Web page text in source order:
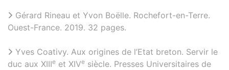
Gérard Rineau et Yvon Boëlle. Rochefort-en-Terre.
Ouest-France. 2019. 32 pages.
Yves Coativy. Aux origines de l’Etat breton. Servir le
duc aux XIIIe et XIVe siècle. Presses Universitaires de